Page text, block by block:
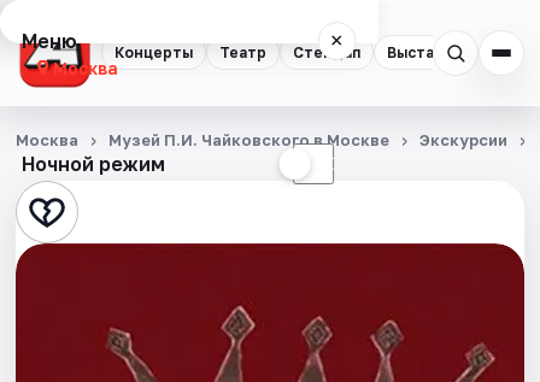
Концерты Театр Стендап Выставки
Меню ×
Москва
Концерты
Театр
Стендап
Ночной режим ☾
Москва Музей П.И. Чайковского в Москве Экскурсии